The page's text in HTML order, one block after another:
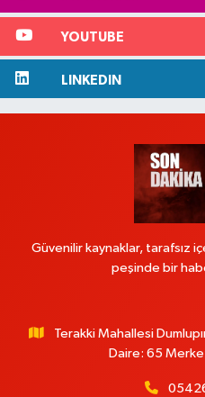
YOUTUBE
LINKEDIN
Güvenilir kaynaklar, tarafsız
peşinde bir
Terakki Mahallesi
Daire: 65